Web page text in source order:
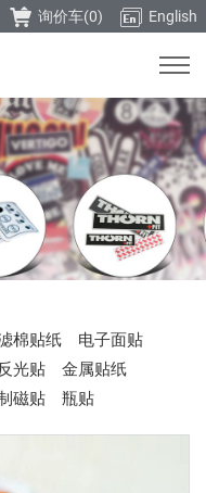
English
询价车(0)
棉贴纸
电子面贴
光贴
金属贴纸
磁贴 瓶贴